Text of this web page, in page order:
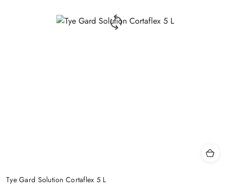
Tye Gard Solution Cortaflex 5 L